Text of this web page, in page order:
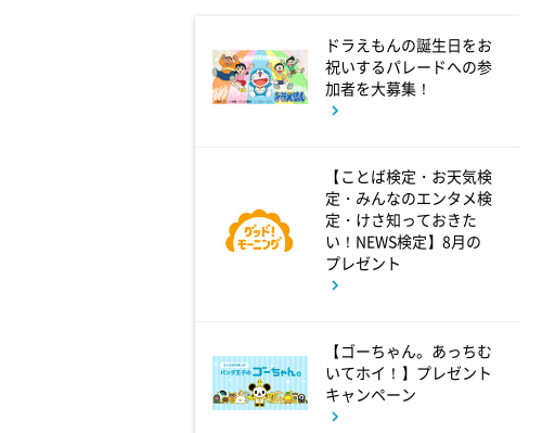
M-1王者たくろうの滋賀の魅力
プレゼンツアー
私の幸福時間
9:00
10周年あいみょん、TMR、
HY…名曲続々!ATEEZがヒット
曲
ドラえもんの誕生日をお
祝いするパレードへの参
加者を大募集！
【ことば検定・お天気検
定・みんなのエンタメ検
定・けさ知っておきた
い！NEWS検定】8月の
プレゼント
【ゴーちゃん。あっちむ
いてホイ！】プレゼント
キャンペーン